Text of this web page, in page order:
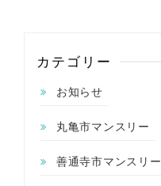
カテゴリー
お知らせ
丸亀市マンスリー
善通寺市マンスリー